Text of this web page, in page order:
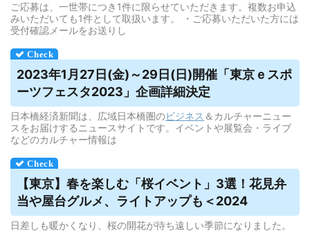
ご応募は、一世帯につき1件に限らせていただきます。複数お申込
みいただいても1件として取扱います。 ・ご応募いただいた方には
受付確認メールをお送りし
2023年1月27日(金)～29日(日)開催「 東京 ｅスポ
ーツフェスタ2023」企画詳細決定
日本橋経済新聞は、広域日本橋圏のビジネス ＆カルチャーニュー
スをお届けするニュースサイトです。イベントや展覧会・ライブ
などのカルチャー情報は
【東京】春を楽しむ「桜イベント 」3選！花見弁
当や屋台グルメ、ライトアップも＜2024
日差しも暖かくなり、桜の開花が待ち遠しい季節になりました。